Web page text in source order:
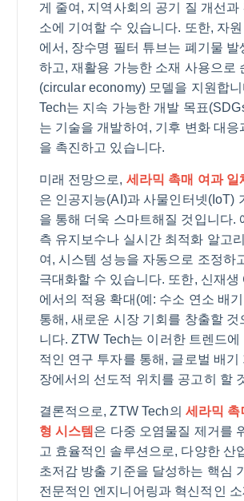
게 줄여, 지역사회의 공기 질 개선과
소에 기여할 수 있습니다. 또한, 자
에서, 장수명 필터 튜브는 폐기물 발
하고, 재활용 가능한 소재 사용으로
(circular economy) 모델을 지원합
Tech는 지속 가능한 개발 목표
는 기술을 개발하여, 기후 변화 대응
을 촉진하고 있습니다.
미래 전망으로, 세라믹 촉매 여과 일
은 인공지능(AI)과 사물인터넷(IoT)
을 통해 더욱 스마트해질 것입니다.
측 유지보수나 실시간 최적화 알고
여, 시스템 성능을 자동으로 조정하
극대화할 수 있습니다. 또한, 신재생
에서의 적용 확대(예: 수소 연소 배
통해, 새로운 시장 기회를 창출할 것
니다. ZTW Tech는 이러한 트렌드에
적인 연구 투자를 통해, 글로벌 배기
장에서의 선도적 위치를 공고히 할
결론적으로, ZTW Tech의 세라믹 촉
형 시스템 은 다중 오염물질 제거를
고 효율적인 솔루션으로, 다양한 산
초저감 방출 기준을 달성하는 핵심
전문적인 엔지니어링과 혁신적인